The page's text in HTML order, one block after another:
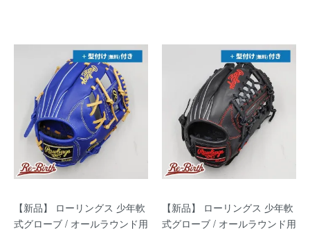
【新品】 ローリングス 少年軟
式グローブ / オールラウンド用
【新品】 ローリングス 少年軟
式グローブ / オールラウンド用